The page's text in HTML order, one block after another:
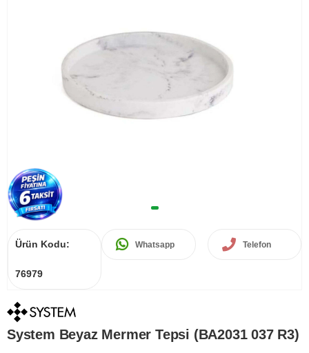
Ürün Kodu:
76979
Whatsapp Telefon
System Beyaz Mermer Tepsi (BA2031 037 R3)